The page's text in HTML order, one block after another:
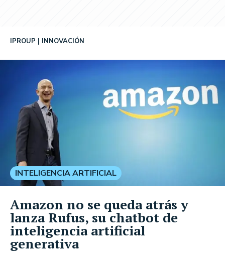
IPROUP INNOVACIÓN
INTELIGENCIA ARTIFICIAL
Amazon no se queda atrás y
lanza Rufus, su chatbot de
inteligencia artificial
generativa